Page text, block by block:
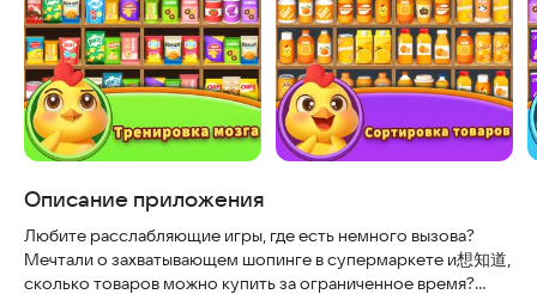
Описание приложения
Любите расслабляющие игры, где есть немного вызова?
Мечтали о захватывающем шопинге в супермаркете и想知道,
сколько товаров можно купить за ограниченное время?